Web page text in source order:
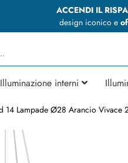
ACCENDI IL
design iconico e
Illuminazione interni
14 Lampade Ø28 Arancio Vivace